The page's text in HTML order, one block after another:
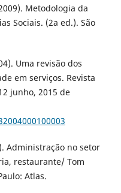
Metodologia da
Sociais. (2a ed.). São
Uma revisão dos
em serviços. Revista
junho, 2015 de
Administração no setor
restaurante/ Tom
Atlas.